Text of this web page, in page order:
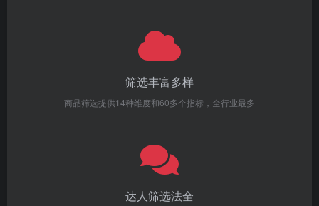
筛选丰富多样
商品筛选提供14种维度和60多个指标，全行业最多
达人筛选法全